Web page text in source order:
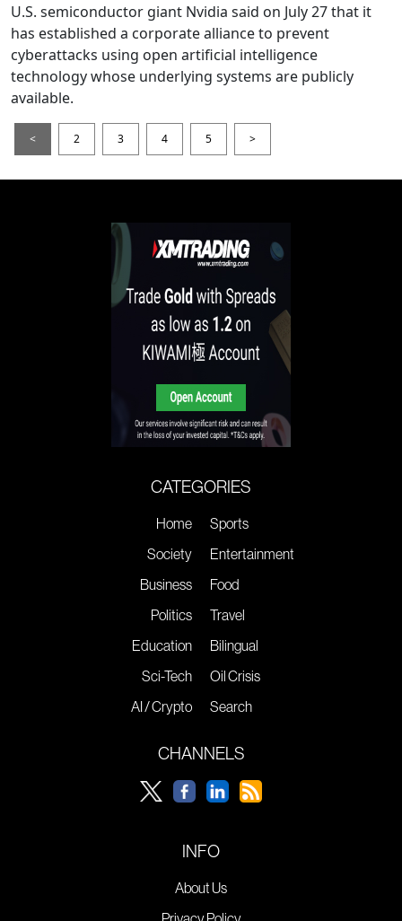
U.S. semiconductor giant Nvidia said on July 27 that it
has established a corporate alliance to prevent
cyberattacks using open artificial intelligence
technology whose underlying systems are publicly
available.
< 2 3 4 5 >
CATEGORIES
Home
Society
Business
Politics
Education
Sci-Tech
AI / Crypto
Sports
Entertainment
Food
Travel
Bilingual
Oil Crisis
Search
CHANNELS
INFO
About Us